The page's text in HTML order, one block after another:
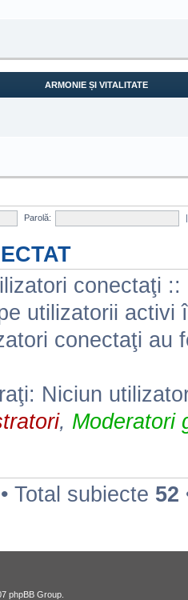
ARMONIE ȘI VITALITATE
Parolă:
conectaţi
utilizatorii activi
conectaţi au
Niciun
, Moderatori
• Total subiecte 52
phpBB Group.